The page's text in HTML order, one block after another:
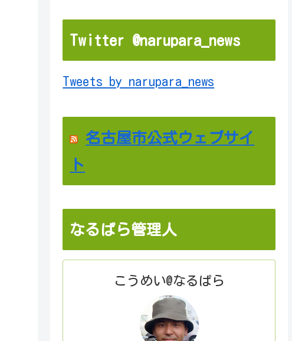
Twitter @narupara_news
Tweets by narupara_news
名古屋市公式ウェブサイ
ト
なるぱら管理人
こうめい@なるぱら